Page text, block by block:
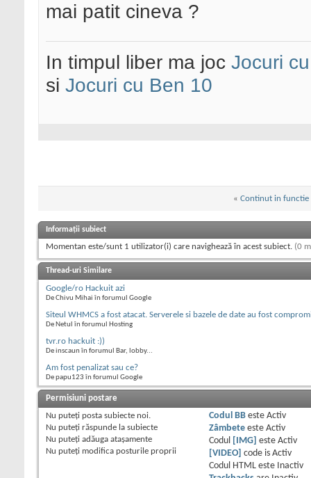
mai patit cineva ?
In timpul liber ma joc Jocuri
si Jocuri cu Ben 10
« Continut in functie
Informații subiect
Momentan este/sunt 1 utilizator(i) care navighează în acest subiect. (0
Thread-uri Similare
Google/ro Hackuit azi
De Chivu Mihai în forumul Google
Siteul WHMCS a fost atacat. Serverele si bazele de date au fost
De Netul în forumul Hosting
tvr.ro hackuit :))
De inscaun în forumul Bar, lobby...
Am fost penalizat sau ce?
De papu123 în forumul Google
Permisiuni postare
Nu puteţi posta subiecte noi.
Nu puteţi răspunde la subiecte
Nu puteţi adăuga ataşamente
Nu puteţi modifica posturile proprii
Codul BBeste Activ
Zâmbeteeste Activ
Codul
[IMG] este Activ
[VIDEO] code is Activ
Codul HTML este
Inactiv